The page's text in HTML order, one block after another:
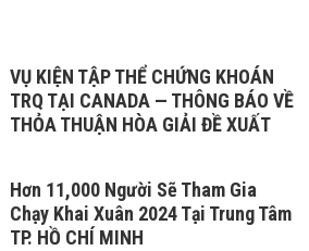
VỤ KIỆN TẬP THỂ CHỨNG KHOÁN
TRQ TẠI CANADA — THÔNG BÁO VỀ
THỎA THUẬN HÒA GIẢI ĐỀ XUẤT
Hơn 11,000 Người Sẽ Tham Gia
Chạy Khai Xuân 2024 Tại Trung Tâm
TP. HỒ CHÍ MINH